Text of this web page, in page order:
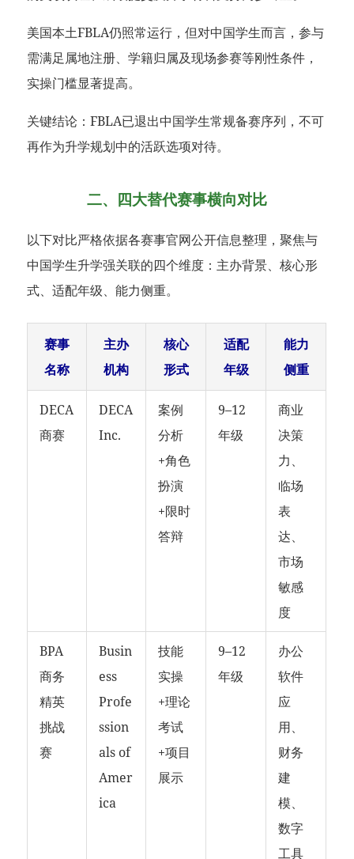
美国本土FBLA仍照常运行，但对中国学生而言，参与
需满足属地注册、学籍归属及现场参赛等刚性条件，
实操门槛显著提高。
关键结论：FBLA已退出中国学生常规备赛序列，不可
再作为升学规划中的活跃选项对待。
二、四大替代赛事横向对比
以下对比严格依据各赛事官网公开信息整理，聚焦与
中国学生升学强关联的四个维度：主办背景、核心形
式、适配年级、能力侧重。
赛事
名称
主办
机构
核心
形式
适配
年级
能力
侧重
DECA
商赛
DECA
Inc.
案例
分析
+角色
扮演
+限时
答辩
9–12
年级
商业
决策
力、
临场
表
达、
市场
敏感
度
BPA
商务
精英
挑战
赛
Busin
ess
Profe
ssion
als of
Amer
ica
技能
实操
+理论
考试
+项目
展示
9–12
年级
办公
软件
应
用、
财务
建
模、
数字
工具